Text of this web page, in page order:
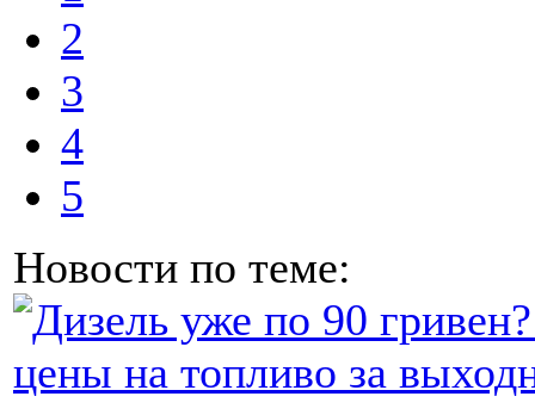
2
3
4
5
Новости по теме: